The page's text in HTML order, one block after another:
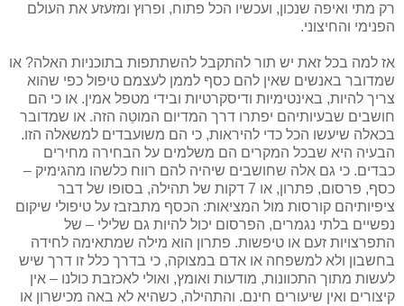
רק מתי ואיפה שנכון, ועכשיו הכל פתוח, ופרוץ ומזעזע את העולם
הפנימי והחיצוני.
אז למה בכל זאת יש תור להתקבל להשתתפות בתוכניות האלה? או
שמדובר באנשים שאין להם כסף לממן לעצמם טיפול כפי שהוא
צריך להיות, באינטימיות ודיסקרטיות ובידי מטפל אמין. או כי הם
חושבים שבעיותיהם יפתרו דרך המדיום המוטֵה הזה. או שמדובר
בכאלה שיעשו הכל כדי להיראות, כי הם משועבדים למשאלה הזו.
הבעיה היא שבכל המקרים הם משלמים על הבחירה מחירים
כבדים. כי גם אלה שחושבים שיהיה להם רווח כלשהו מהגימיק –
כסף, פרסום, פתרון, או 7 דקות של תהילה, בסופו של דבר
ציפיותיהם קורסות מול המציאות: הכסף מתבזבז על טיפולי שיקום
נפשיים בלתי נגמרים, הפרסום יכול להיות גם שלילי – של
התפרצויות זעם או טיפשות. פתרון הוא מילה שמתאימה לחידה
בחשבון ולא למשפחה או אדם במצוקה, כי בדרך כלל זו דרך שיש
לעשות מתוך התכוונות, מודעות ואומץ, ואולי לאכזבת כולנו – אין
קיצורים ואין שיעורים חינם. והתהילה, כשהיא לא באה מכישרון או